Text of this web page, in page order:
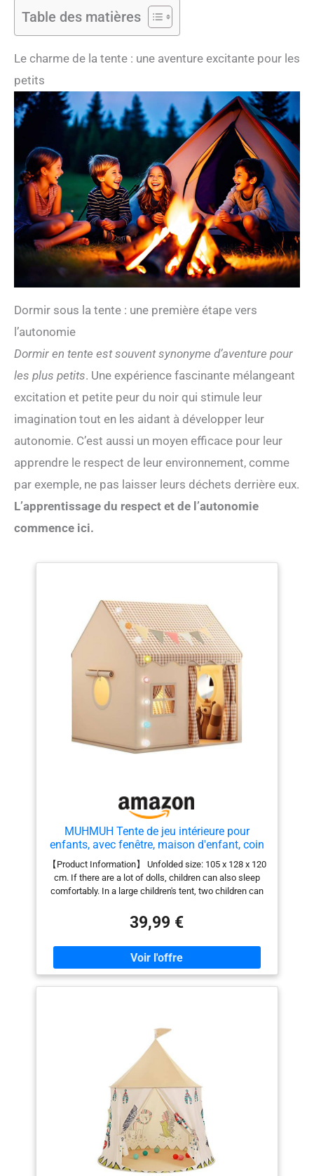
Table des matières
Le charme de la tente : une aventure excitante pour les
petits
Dormir sous la tente : une première étape vers
l’autonomie
Dormir en tente est souvent synonyme d’aventure pour
les plus petits. Une expérience fascinante mélangeant
excitation et petite peur du noir qui stimule leur
imagination tout en les aidant à développer leur
autonomie. C’est aussi un moyen efficace pour leur
apprendre le respect de leur environnement, comme
par exemple, ne pas laisser leurs déchets derrière eux.
L’apprentissage du respect et de l’autonomie
commence ici.
MUHMUH Tente de jeu intérieure pour
enfants, avec fenêtre, maison d'enfant, coin
câlin, décoration de chambre d'enfant
(couleurs neutres)
【Product Information】 Unfolded size: 105 x 128 x 120
cm. If there are a lot of dolls, children can also sleep
comfortably. In a large children's tent, two children can
friends! 【Safety Fabric Material】The kids play tent is
made of high quality polyester fabric, durable, tear
resistant, non-toxic, tasteless, odorless and safe for
children. This beautiful tent is designed for your girls, to
sincerely help them realize their little princess dream.
【Easy assembly】 The assembly of this children's
(With step-by-step instructions) IDEAL GIFT - This
children's indoor tent with its stylish colors and
structured, odorless and skin-friendly fabric is every
child's dream of having a fairytale castle. Imagine their
joy of having their own little house! It's great for
encouraging imaginative play, reading and adventures.
【Precautions】1.The T-connector and the bar should
be inserted as tightly as possible. 2.Cover the fabric
sheath after installing the rod. 3.Le produit inclut
uniquement la tente, à l'exclusion de tout autre article
promotionnel.
39,99 €